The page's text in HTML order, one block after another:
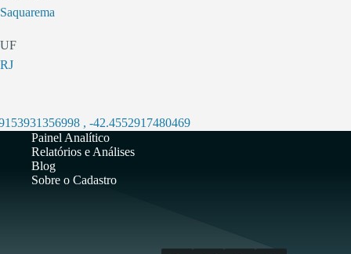
Saquarema
UF
RJ
, -42.4552917480469
Painel Analítico
Relatórios e Análises
Blog
Sobre o Cadastro